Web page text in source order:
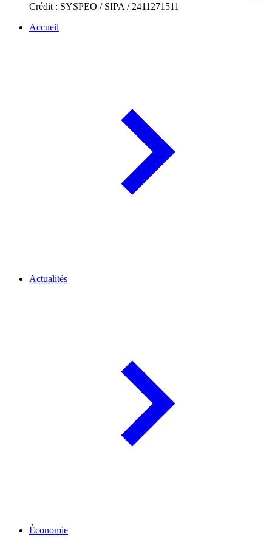
Crédit : SYSPEO / SIPA / 2411271511
Accueil
Actualités
Économie